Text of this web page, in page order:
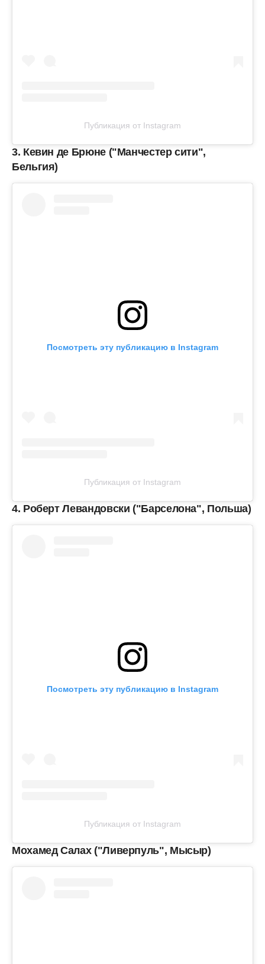
Публикация от Instagram
3. Кевин де Брюне ("Манчестер сити",
Бельгия)
Посмотреть эту публикацию в Instagram
Публикация от Instagram
4. Роберт Левандовски ("Барселона", Польша)
Посмотреть эту публикацию в Instagram
Публикация от Instagram
Мохамед Салах ("Ливерпуль", Мысыр)